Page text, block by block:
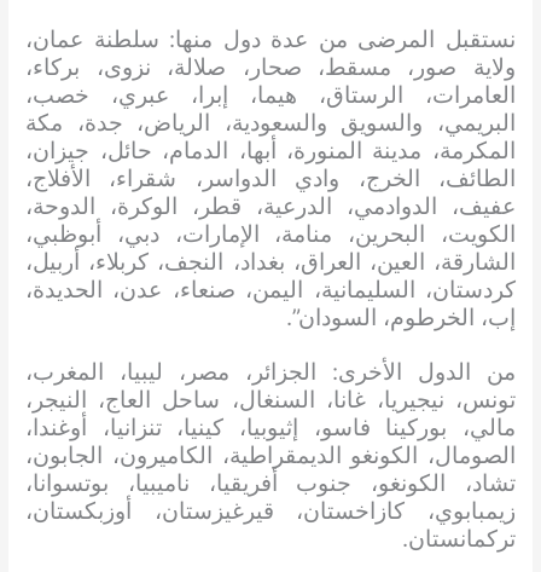
نستقبل المرضى من عدة دول منها: سلطنة عمان،
ولاية صور، مسقط، صحار، صلالة، نزوى، بركاء،
العامرات، الرستاق، هيما، إبرا، عبري، خصب،
البريمي، والسويق والسعودية، الرياض، جدة، مكة
المكرمة، مدينة المنورة، أبها، الدمام، حائل، جيزان،
الطائف، الخرج، وادي الدواسر، شقراء، الأفلاج،
عفيف، الدوادمي، الدرعية، قطر، الوكرة، الدوحة،
الكويت، البحرين، منامة، الإمارات، دبي، أبوظبي،
الشارقة، العين، العراق، بغداد، النجف، كربلاء، أربيل،
كردستان، السليمانية، اليمن، صنعاء، عدن، الحديدة،
إب، الخرطوم، السودان”.
من الدول الأخرى: الجزائر، مصر، ليبيا، المغرب،
تونس، نيجيريا، غانا، السنغال، ساحل العاج، النيجر،
مالي، بوركينا فاسو، إثيوبيا، كينيا، تنزانيا، أوغندا،
الصومال، الكونغو الديمقراطية، الكاميرون، الجابون،
تشاد، الكونغو، جنوب أفريقيا، ناميبيا، بوتسوانا،
زيمبابوي، كازاخستان، قيرغيزستان، أوزبكستان،
تركمانستان.